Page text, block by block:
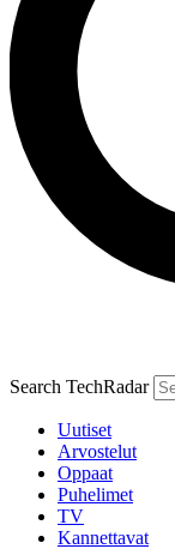
Search TechRadar
Uutiset
Arvostelut
Oppaat
Puhelimet
TV
Kannettavat